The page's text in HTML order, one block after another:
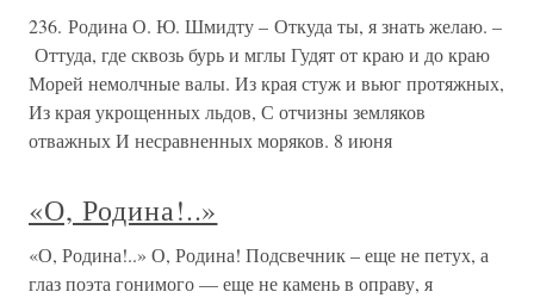
236. Родина О. Ю. Шмидту – Откуда ты, я знать желаю. –
Оттуда, где сквозь бурь и мглы Гудят от краю и до краю
Морей немолчные валы. Из края стуж и вьюг протяжных,
Из края укрощенных льдов, С отчизны земляков
отважных И несравненных моряков. 8 июня
«О, Родина!..»
«О, Родина!..» О, Родина! Подсвечник – еще не петух, а
глаз поэта гонимого — еще не камень в оправу, я